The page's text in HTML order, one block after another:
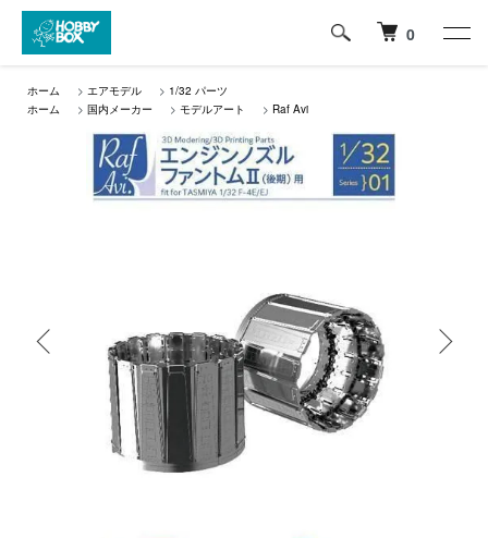
0
ホーム > エアモデル > 1/32 パーツ
ホーム
> 国内メーカー > モデルアート > Raf Avi